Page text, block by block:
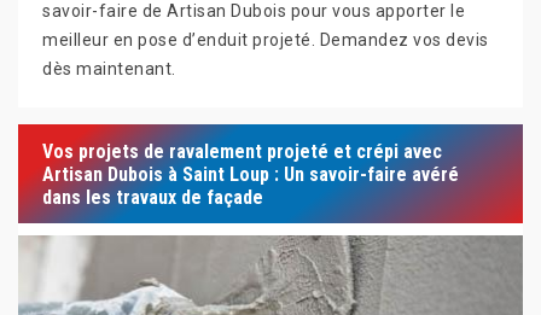
savoir-faire de Artisan Dubois pour vous apporter le
meilleur en pose d’enduit projeté. Demandez vos devis
dès maintenant.
Vos projets de ravalement projeté et crépi avec
Artisan Dubois à Saint Loup : Un savoir-faire avéré
dans les travaux de façade